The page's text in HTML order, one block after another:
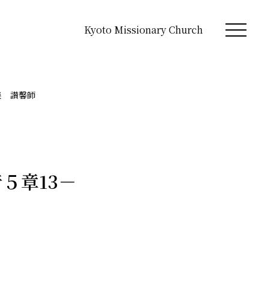
Kyoto Missionary Church
讃馨師
章13－